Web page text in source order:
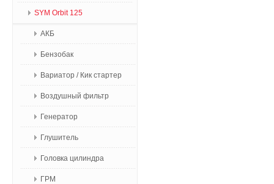
SYM Orbit 125
АКБ
Бензобак
Вариатор / Кик стартер
Воздушный фильтр
Генератор
Глушитель
Головка цилиндра
ГРМ